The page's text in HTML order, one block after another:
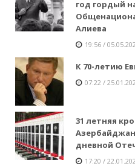
год гордый
Алиева
19:56 /
К 70-летию
07:22 /
31 летняя
дневной
17:20 /